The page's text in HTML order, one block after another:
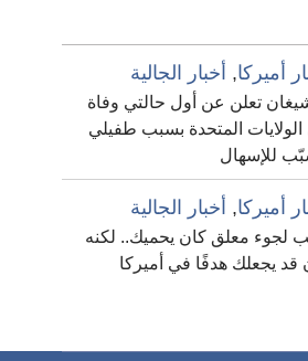
أميركا, أخبار الجالية
تعلن عن أول حالتي وفاة
المتحدة بسبب طفيلي
للإسهال
أميركا, أخبار الجالية
لجوء معلق كان يحميك.. لكنه
قد يجعلك هدفًا في أميركا